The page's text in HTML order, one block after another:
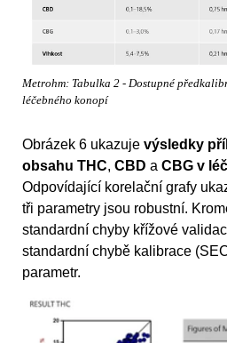
Metrohm: Tabulka 2 - Dostupné
léčebného konopí
Obrázek 6 ukazuje výsledky
obsahu THC, CBD a CBG v
Odpovídající korelační grafy
tři parametry jsou robustní.
standardní chyby křížové
standardní chybě kalibrace
parametr.